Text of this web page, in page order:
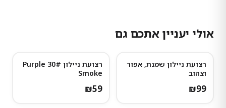
אולי יעניין אתכם גם
רצועת ניילון שמנת, אפור
וצהוב
₪99
רצועת ניילון 30# Purple
Smoke
₪59